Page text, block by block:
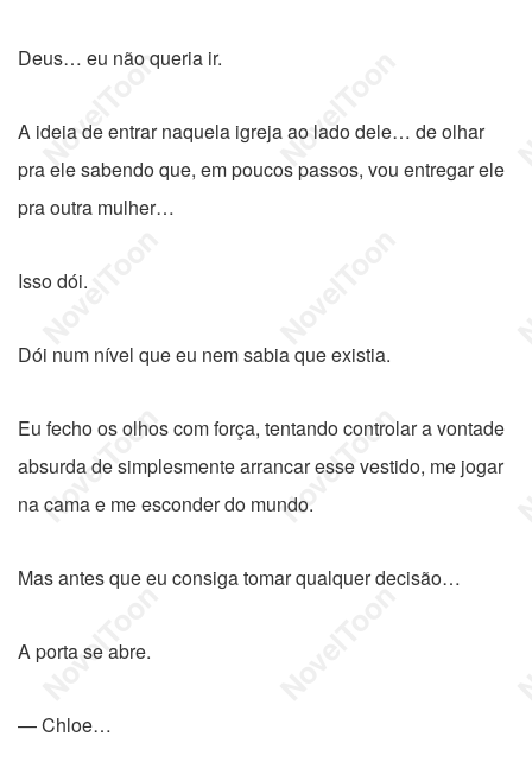
Deus… eu não queria ir.
A ideia de entrar naquela igreja ao lado dele… de olhar
pra ele sabendo que, em poucos passos, vou entregar ele
pra outra mulher…
Isso dói.
Dói num nível que eu nem sabia que existia.
Eu fecho os olhos com força, tentando controlar a vontade
absurda de simplesmente arrancar esse vestido, me jogar
na cama e me esconder do mundo.
Mas antes que eu consiga tomar qualquer decisão…
A porta se abre.
— Chloe…